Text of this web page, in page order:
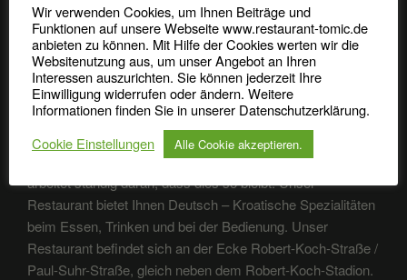
Impressum, Datenschutz, Bildquellen
Allergene Nachweise
Bei Tomic ist der Kunde König und das ganze Team
arbeitet ständig daran, dass dies so bleibt. Unser
Restaurant bietet Ihnen Deutsch – Kroatische Spezialitäten
beim Essen, Trinken und bei der Bedienung. Unser
Restaurant befindet sich an der Ecke Robert-Koch-Straße /
Paul-Suhr-Straße, gleich neben dem Robert-Koch-Stadion.
Wir verwenden Cookies, um Ihnen Beiträge und
Funktionen auf unsere Webseite www.restaurant-tomic.de
anbieten zu können. Mit Hilfe der Cookies werten wir die
Websitenutzung aus, um unser Angebot an Ihren
Interessen auszurichten. Sie können jederzeit Ihre
Einwilligung widerrufen oder ändern. Weitere
Informationen finden Sie in unserer Datenschutzerklärung.
Cookie Einstellungen
Alle Cookie akzeptieren.